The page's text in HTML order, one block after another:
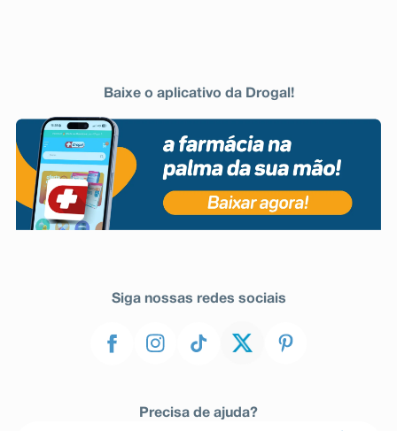
Baixe o aplicativo da Drogal!
Siga nossas redes sociais
Precisa de ajuda?